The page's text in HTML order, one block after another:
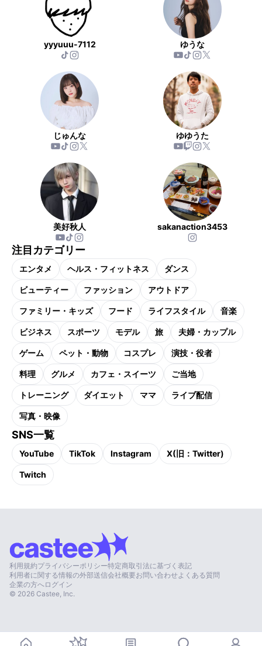
yyyuuu-7112 ゆうな
じゅんな ゆゆうた
美好秋人 sakanaction3453
注目カテゴリー
エンタメ ヘルス・フィットネス ダンス
ビューティー ファッション アウトドア
ファミリー・キッズ フード ライフスタイル 音楽
ビジネス スポーツ モデル 旅 夫婦・カップル
ゲーム ペット・動物 コスプレ 演技・役者
料理 グルメ カフェ・スイーツ ご当地
トレーニング ダイエット ママ ライブ配信
写真・映像
SNS一覧
YouTube TikTok Instagram X(旧：Twitter)
Twitch
利用規約プライバシーポリシー特定商取引法に基づく表記
利用者に関する情報の外部送信会社概要お問い合わせ よくある質問
企業の方へログイン
© 2026 Castee, Inc.